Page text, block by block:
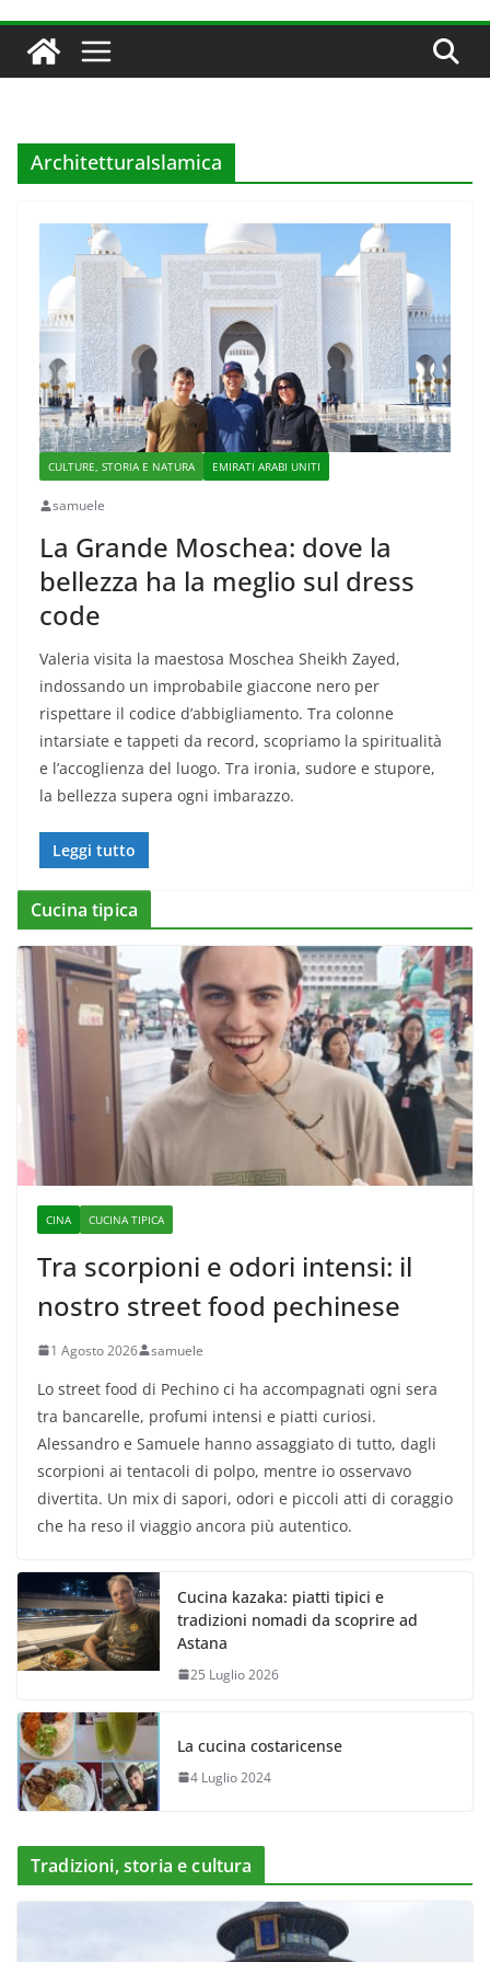
ArchitetturaIslamica
CULTURE, STORIA E NATURA EMIRATI ARABI UNITI
samuele
La Grande Moschea: dove la
bellezza ha la meglio sul dress
code
Valeria visita la maestosa Moschea Sheikh Zayed,
indossando un improbabile giaccone nero per
rispettare il codice d’abbigliamento. Tra colonne
intarsiate e tappeti da record, scopriamo la spiritualità
e l’accoglienza del luogo. Tra ironia, sudore e stupore,
la bellezza supera ogni imbarazzo.
Leggi tutto
Cucina tipica
CINA CUCINA TIPICA
Tra scorpioni e odori intensi: il
nostro street food pechinese
1 Agosto 2026 samuele
Lo street food di Pechino ci ha accompagnati ogni sera
tra bancarelle, profumi intensi e piatti curiosi.
Alessandro e Samuele hanno assaggiato di tutto, dagli
scorpioni ai tentacoli di polpo, mentre io osservavo
divertita. Un mix di sapori, odori e piccoli atti di coraggio
che ha reso il viaggio ancora più autentico.
Cucina kazaka: piatti tipici e
tradizioni nomadi da scoprire ad
Astana
25 Luglio 2026
La cucina costaricense
4 Luglio 2024
Tradizioni, storia e cultura